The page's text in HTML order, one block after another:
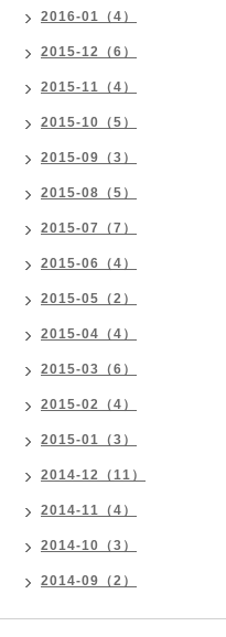
2016-01（4）
2015-12（6）
2015-11（4）
2015-10（5）
2015-09（3）
2015-08（5）
2015-07（7）
2015-06（4）
2015-05（2）
2015-04（4）
2015-03（6）
2015-02（4）
2015-01（3）
2014-12（11）
2014-11（4）
2014-10（3）
2014-09（2）